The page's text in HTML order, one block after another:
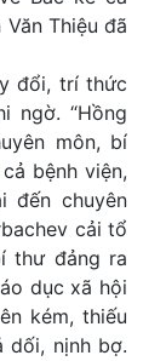
Thiệu đã
đổi, trí thức
ngờ. “Hồng
môn, bí
bệnh viện,
đến chuyên
cải tổ
thư đảng ra
dục xã hội
kém, thiếu
dối, nịnh bợ.